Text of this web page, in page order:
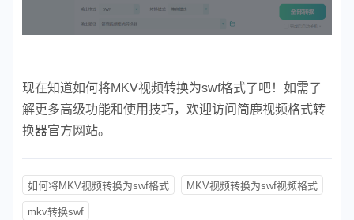
现在知道如何将MKV视频转换为swf格式了吧！如需了
解更多高级功能和使用技巧，欢迎访问简鹿视频格式转
换器官方网站。
如何将MKV视频转换为swf格式 MKV视频转换为swf视频格式
mkv转换swf